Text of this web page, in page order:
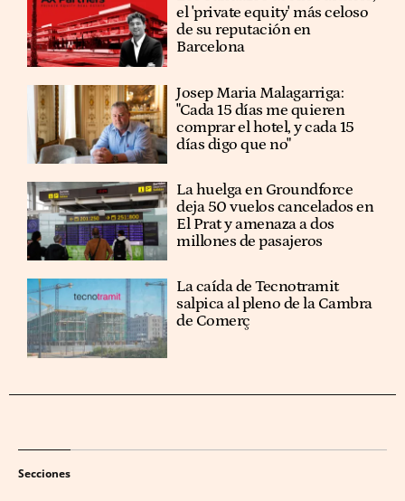
el 'private equity' más celoso
de su reputación en
Barcelona
​​Josep Maria Malagarriga:
"Cada 15 días me quieren
comprar el hotel, y cada 15
días digo que no"
La huelga en Groundforce
deja 50 vuelos cancelados en
El Prat y amenaza a dos
millones de pasajeros
La caída de Tecnotramit
salpica al pleno de la Cambra
de Comerç
Secciones